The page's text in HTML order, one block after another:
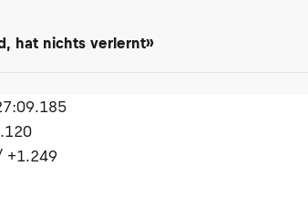
hat nichts verlernt»
+1.249